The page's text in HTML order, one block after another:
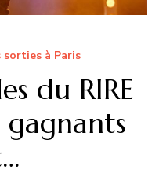
sorties à Paris
du RIRE